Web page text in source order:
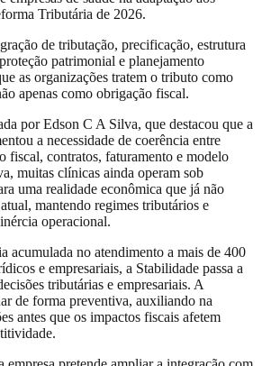
Tributária de 2026.
de tributação, precificação, estrutura
patrimonial e planejamento
as organizações tratem o tributo como
apenas como obrigação fiscal.
por Edson C A Silva, que destacou que a
a necessidade de coerência entre
fiscal, contratos, faturamento e modelo
muitas clínicas ainda operam sob
uma realidade econômica que já não
mantendo regimes tributários e
operacional.
acumulada no atendimento a mais de 400
e empresariais, a Stabilidade passa a
tributárias e empresariais. A
de forma preventiva, auxiliando na
antes que os impactos fiscais afetem